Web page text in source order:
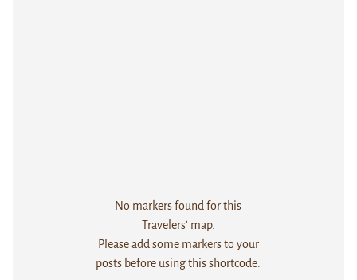
No markers found for this
Travelers' map.
Please add some markers to your
posts before using this shortcode.